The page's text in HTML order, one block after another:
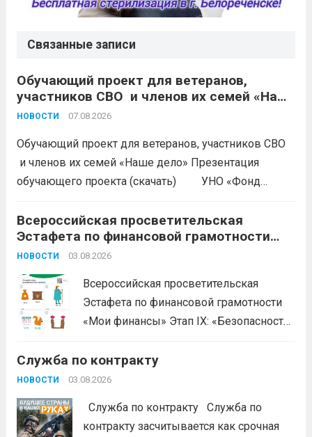
Связанные записи
Обучающий проект для ветеранов,
участников СВО и членов их семей «Наше
дело»
НОВОСТИ 07.08.2026
Обучающий проект для ветеранов, участников СВО
и членов их семей «Наше дело» Презентация
обучающего проекта (скачать) УНО «Фонд
продолжается прием заявок на бесплатное участие в
обучающем проекте «Наше дело». Обучение
ориентировано на ветеранов боевых...
Всероссийская просветительская
Эстафета по финансовой грамотности
«Мои финансы»
НОВОСТИ 03.08.2026
Всероссийская просветительская
Эстафета по финансовой грамотности
«Мои финансы» Этап IX: «Безопасность
портале: моифинансы.рф
#ЭстафетаМоиФинансы
Служба по контракту
НОВОСТИ 03.08.2026
Служба по контракту Служба по
контракту засчитывается как срочная